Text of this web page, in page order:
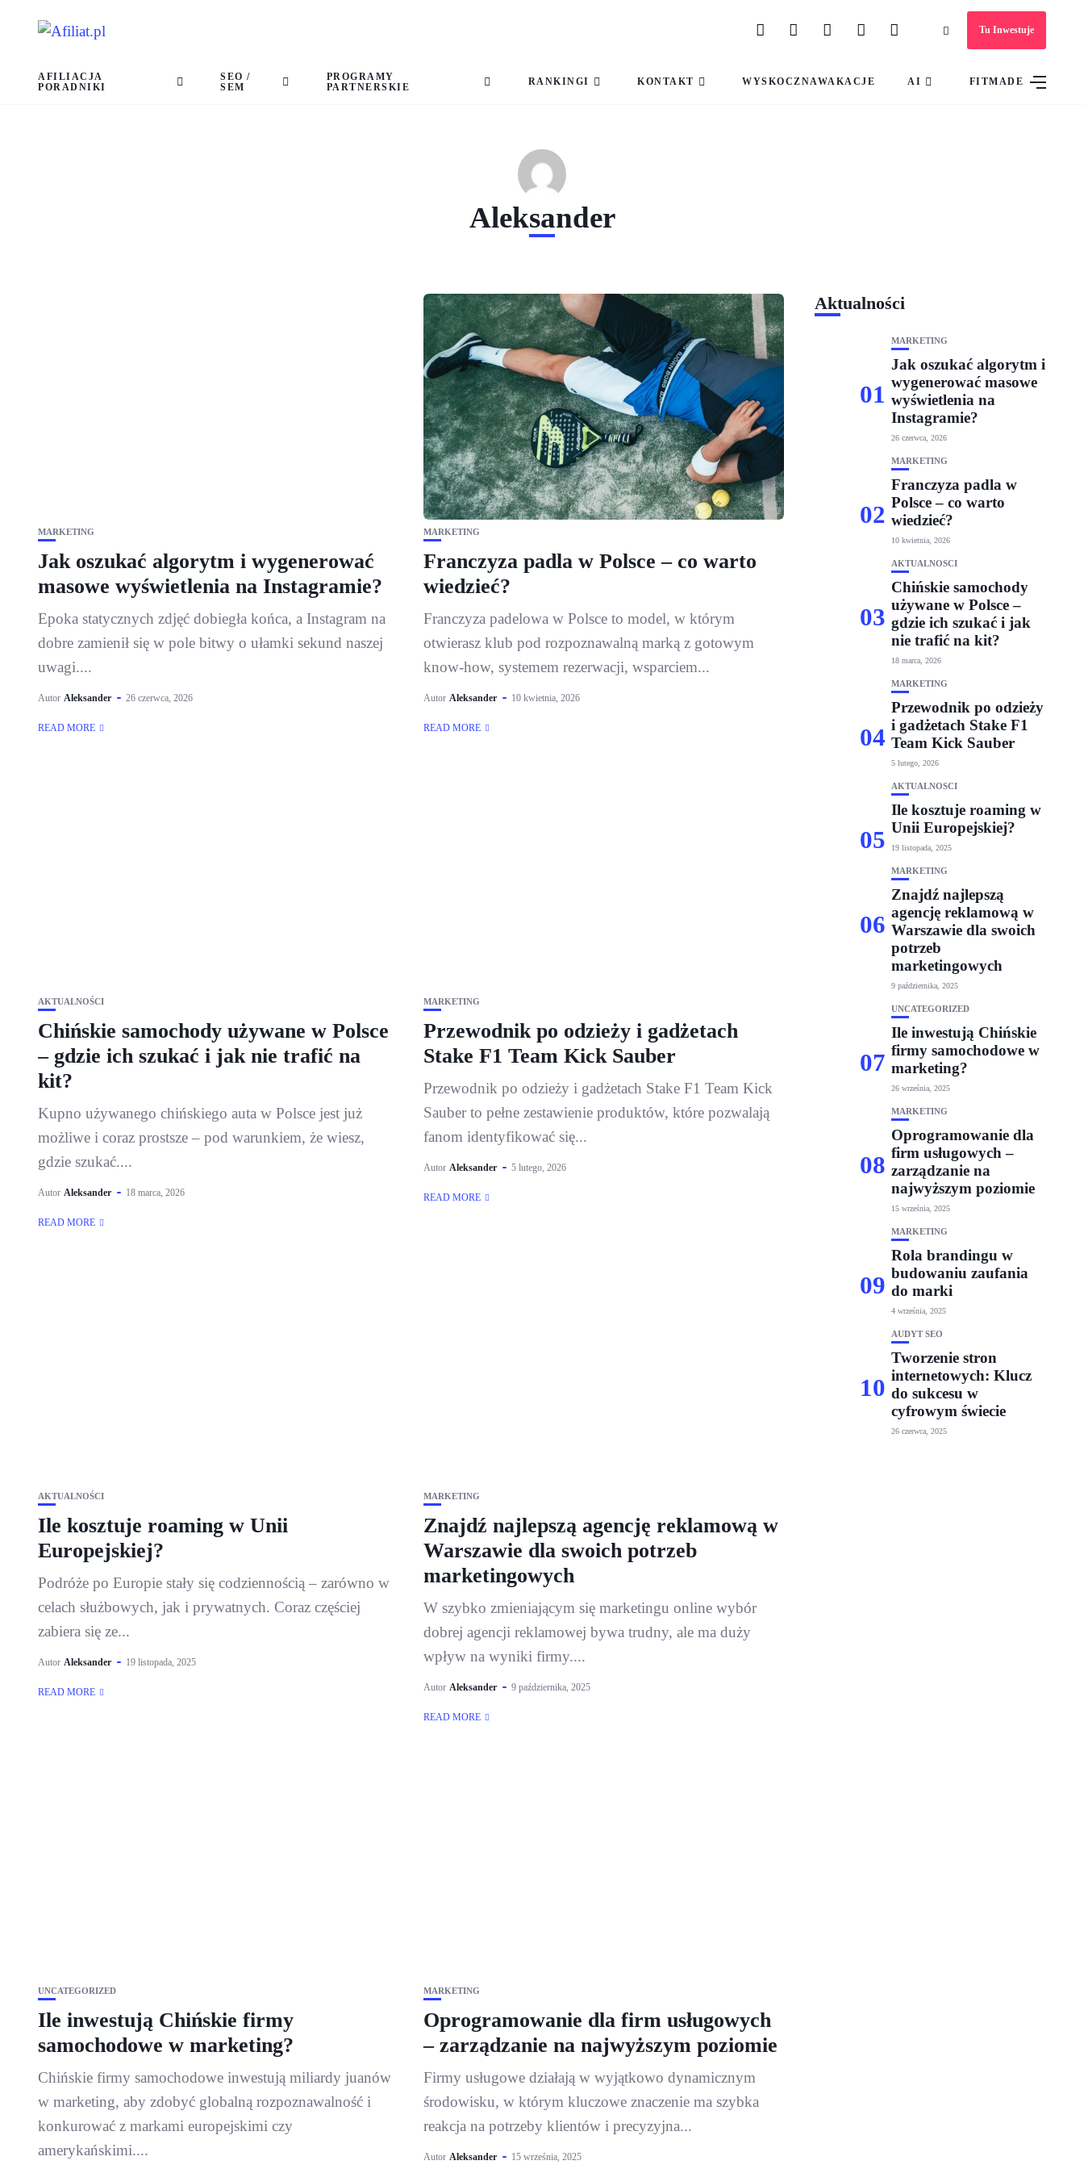
Tu Inwestuje
AFILIACJA
PORADNIKI
SEO /
SEM
PROGRAMY
PARTNERSKIE
RANKINGI KONTAKT WYSKOCZNAWAKACJE AI FITMADE
Aleksander
MARKETING
Jak oszukać algorytm i wygenerować
masowe wyświetlenia na Instagramie?
Epoka statycznych zdjęć dobiegła końca, a Instagram na
dobre zamienił się w pole bitwy o ułamki sekund naszej
uwagi....
Autor Aleksander 26 czerwca, 2026
READ MORE
MARKETING
Franczyza padla w Polsce – co warto
wiedzieć?
Franczyza padelowa w Polsce to model, w którym
otwierasz klub pod rozpoznawalną marką z gotowym
know-how, systemem rezerwacji, wsparciem...
Autor Aleksander 10 kwietnia, 2026
READ MORE
AKTUALNOŚCI
Chińskie samochody używane w Polsce
– gdzie ich szukać i jak nie trafić na
kit?
Kupno używanego chińskiego auta w Polsce jest już
możliwe i coraz prostsze – pod warunkiem, że wiesz,
gdzie szukać....
Autor Aleksander 18 marca, 2026
READ MORE
MARKETING
Przewodnik po odzieży i gadżetach
Stake F1 Team Kick Sauber
Przewodnik po odzieży i gadżetach Stake F1 Team Kick
Sauber to pełne zestawienie produktów, które pozwalają
fanom identyfikować się...
Autor Aleksander 5 lutego, 2026
READ MORE
AKTUALNOŚCI
Ile kosztuje roaming w Unii
Europejskiej?
Podróże po Europie stały się codziennością – zarówno w
celach służbowych, jak i prywatnych. Coraz częściej
zabiera się ze...
Autor Aleksander 19 listopada, 2025
READ MORE
MARKETING
Znajdź najlepszą agencję reklamową w
Warszawie dla swoich potrzeb
marketingowych
W szybko zmieniającym się marketingu online wybór
dobrej agencji reklamowej bywa trudny, ale ma duży
wpływ na wyniki firmy....
Autor Aleksander 9 października, 2025
READ MORE
UNCATEGORIZED
Ile inwestują Chińskie firmy
samochodowe w marketing?
Chińskie firmy samochodowe inwestują miliardy juanów
w marketing, aby zdobyć globalną rozpoznawalność i
konkurować z markami europejskimi czy
amerykańskimi....
MARKETING
Oprogramowanie dla firm usługowych
– zarządzanie na najwyższym poziomie
Firmy usługowe działają w wyjątkowo dynamicznym
środowisku, w którym kluczowe znaczenie ma szybka
reakcja na potrzeby klientów i precyzyjna...
Autor Aleksander 15 września, 2025
Aktualności
01
MARKETING
Jak oszukać algorytm i
wygenerować masowe
wyświetlenia na
Instagramie?
26 czerwca, 2026
02
MARKETING
Franczyza padla w
Polsce – co warto
wiedzieć?
10 kwietnia, 2026
03
AKTUALNOŚCI
Chińskie samochody
używane w Polsce –
gdzie ich szukać i jak
nie trafić na kit?
18 marca, 2026
04
MARKETING
Przewodnik po odzieży
i gadżetach Stake F1
Team Kick Sauber
5 lutego, 2026
05
AKTUALNOŚCI
Ile kosztuje roaming w
Unii Europejskiej?
19 listopada, 2025
06
MARKETING
Znajdź najlepszą
agencję reklamową w
Warszawie dla swoich
potrzeb
marketingowych
9 października, 2025
07
UNCATEGORIZED
Ile inwestują Chińskie
firmy samochodowe w
marketing?
26 września, 2025
08
MARKETING
Oprogramowanie dla
firm usługowych –
zarządzanie na
najwyższym poziomie
15 września, 2025
09
MARKETING
Rola brandingu w
budowaniu zaufania
do marki
4 września, 2025
10
AUDYT SEO
Tworzenie stron
internetowych: Klucz
do sukcesu w
cyfrowym świecie
26 czerwca, 2025